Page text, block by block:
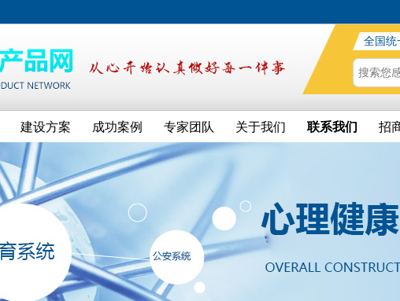
全国统
建设方案 成功案例 专家团队 关于我们 联系我们 招